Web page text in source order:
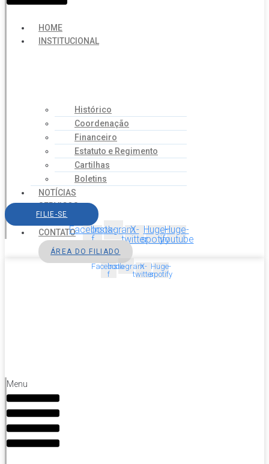
HOME
INSTITUCIONAL
Histórico
Coordenação
Financeiro
Estatuto e Regimento
Cartilhas
Boletins
NOTÍCIAS
SERVIÇOS
AGENDA
CONTATO
FILIE-SE
Facebook-
f
InstagramX-
twitter
Huge-
spotify
Huge-
youtube
ÁREA DO FILIADO
Facebook-
f
InstagramX-
twitter
Huge-
spotify
Menu